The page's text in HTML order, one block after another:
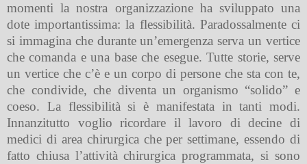
momenti la nostra organizzazione ha sviluppato una
dote importantissima: la flessibilità. Paradossalmente ci
si immagina che durante un’emergenza serva un vertice
che comanda e una base che esegue. Tutte storie, serve
un vertice che c’è e un corpo di persone che sta con te,
che condivide, che diventa un organismo “solido” e
coeso. La flessibilità si è manifestata in tanti modi.
Innanzitutto voglio ricordare il lavoro di decine di
medici di area chirurgica che per settimane, essendo di
fatto chiusa l’attività chirurgica programmata, si sono